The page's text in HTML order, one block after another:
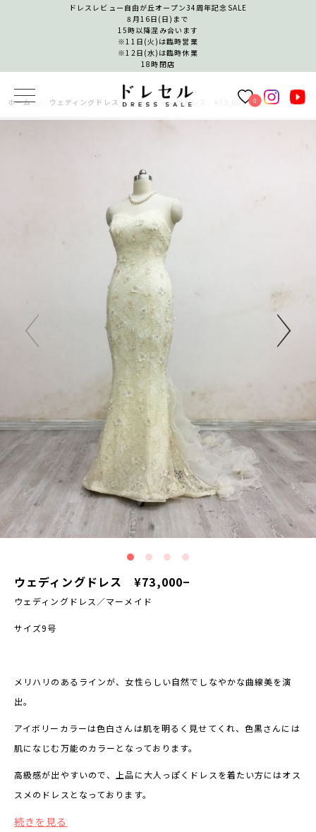
ドレスレビュー自由が丘オープン34周年記念SALE
8月16日(日)まで
15時以降混み合います
※11日(火)は臨時営業
※12日(水)は臨時休業
18時閉店
0
ホーム ウェディングドレス ウェディングドレス ¥73,000−
ウェディングドレス ¥73,000−
ウェディングドレス／マーメイド
サイズ9号
メリハリのあるラインが、女性らしい自然でしなやかな曲線美を演
出。
アイボリーカラーは色白さんは肌を明るく見せてくれ、色黒さんには
肌になじむ万能のカラーとなっております。
高級感が出やすいので、上品に大人っぽくドレスを着たい方にはオス
スメのドレスとなっております。
続きを見る